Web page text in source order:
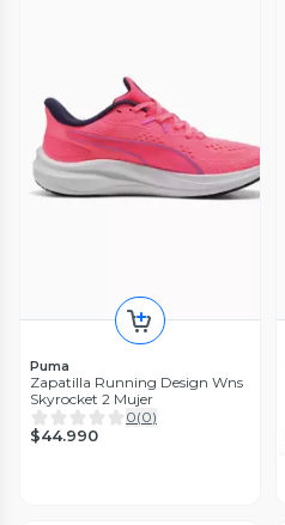
Puma
Zapatilla Running Design Wns
Skyrocket 2 Mujer
0(0)
$44.990